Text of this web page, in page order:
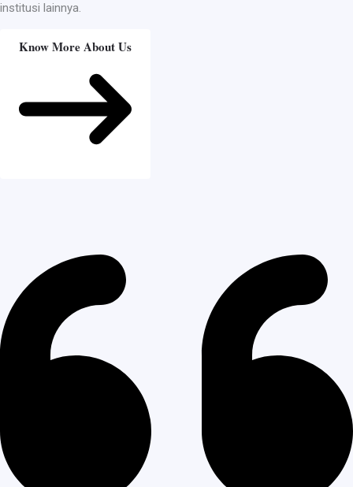
institusi lainnya.
Know More About Us